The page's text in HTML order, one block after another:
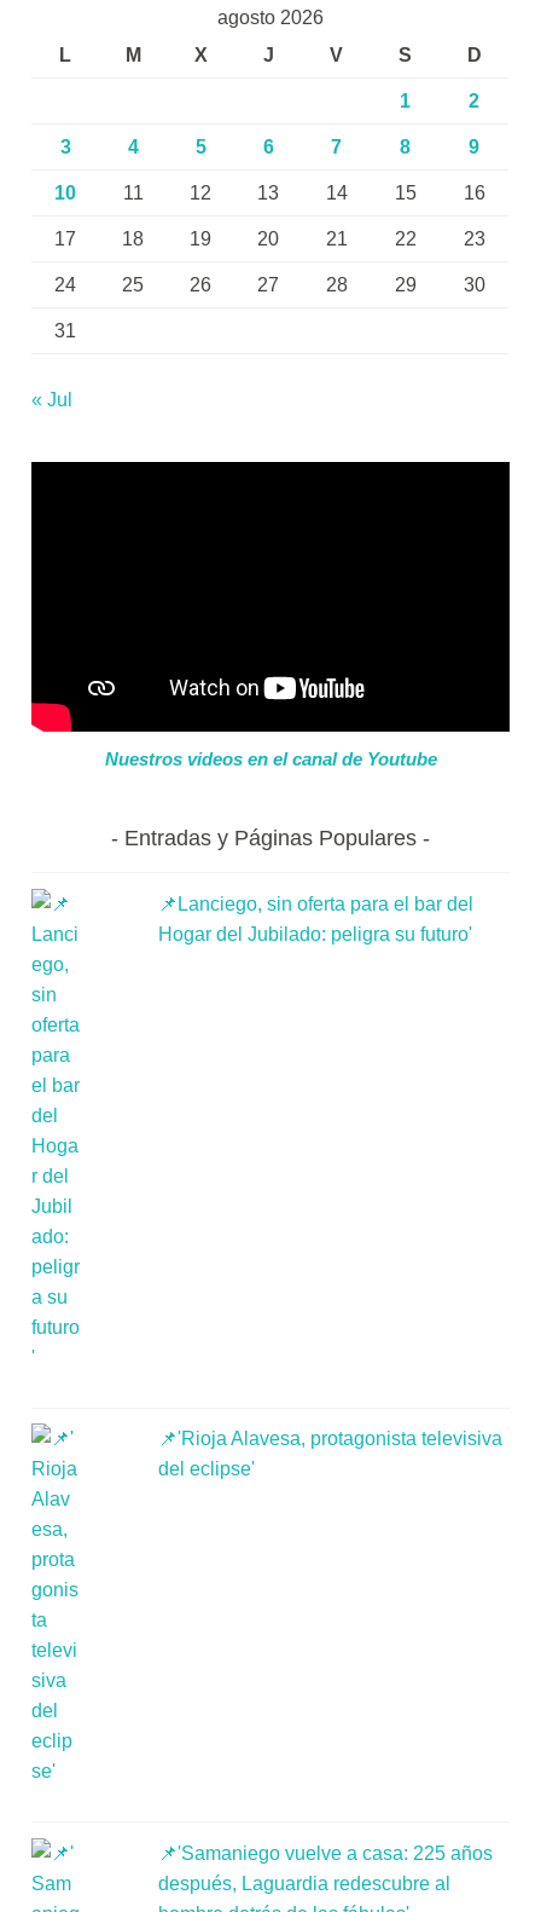
agosto 2026
L
M X J V S D
1 2
3 4 5 6 7 8 9
10 11 12 13 14 15 16
17 18 19 20 21 22 23
24 25 26 27 28 29 30
31
« Jul
Nuestros videos en el canal de Youtube
Entradas y Páginas Populares
📌Lanciego, sin oferta para el bar del
Hogar del Jubilado: peligra su futuro'
📌'Rioja Alavesa, protagonista televisiva
del eclipse'
📌'Samaniego vuelve a casa: 225 años
después, Laguardia redescubre al